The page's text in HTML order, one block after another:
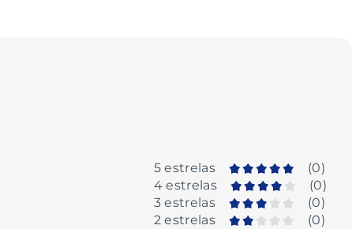
5 estrelas (0)
4 estrelas
(0)
3 estrelas
(0)
2 estrelas
(0)